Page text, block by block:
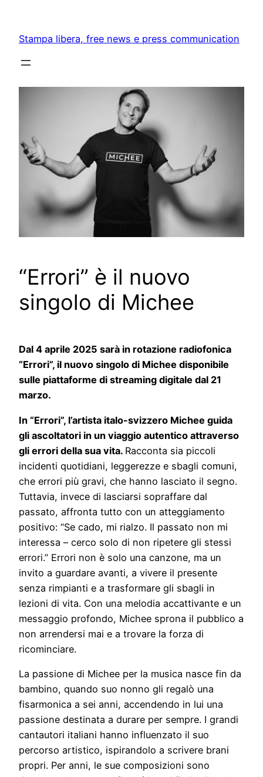
content
Stampa libera, free news e press communication
“Errori” è il nuovo
singolo di Michee
Dal 4 aprile 2025 sarà in rotazione radiofonica
“Errori”, il nuovo singolo di Michee disponibile
sulle piattaforme di streaming digitale dal 21
marzo.
In “Errori”, l’artista italo-svizzero Michee guida
gli ascoltatori in un viaggio autentico attraverso
gli errori della sua vita. Racconta sia piccoli
incidenti quotidiani, leggerezze e sbagli comuni,
che errori più gravi, che hanno lasciato il segno.
Tuttavia, invece di lasciarsi sopraffare dal
passato, affronta tutto con un atteggiamento
positivo: “Se cado, mi rialzo. Il passato non mi
interessa – cerco solo di non ripetere gli stessi
errori.” Errori non è solo una canzone, ma un
invito a guardare avanti, a vivere il presente
senza rimpianti e a trasformare gli sbagli in
lezioni di vita. Con una melodia accattivante e un
messaggio profondo, Michee sprona il pubblico a
non arrendersi mai e a trovare la forza di
ricominciare.
La passione di Michee per la musica nasce fin da
bambino, quando suo nonno gli regalò una
fisarmonica a sei anni, accendendo in lui una
passione destinata a durare per sempre. I grandi
cantautori italiani hanno influenzato il suo
percorso artistico, ispirandolo a scrivere brani
propri. Per anni, le sue composizioni sono